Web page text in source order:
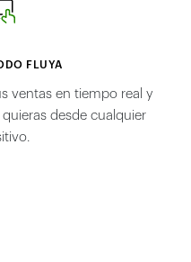
FLUYA
ventas en tiempo real y
desde cualquier